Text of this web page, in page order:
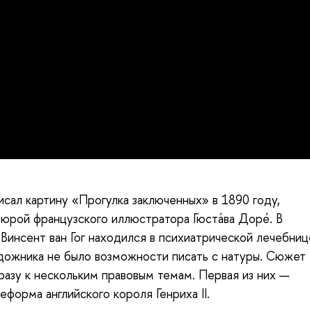
картину «Прогулка заключенных» в 1890 году,
французского иллюстратора Гюстáва Дорé. В
ван Гог находился в психиатрической
не было возможности писать с натуры. Сюжет
к нескольким правовым темам. Первая из них —
английского короля Генриха II.